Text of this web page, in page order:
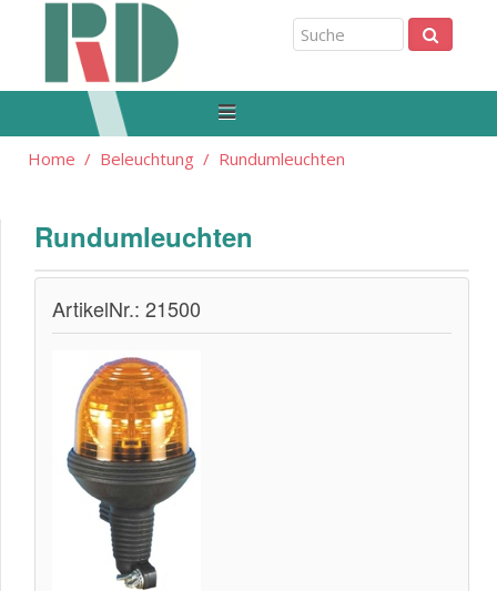
Home Beleuchtung Rundumleuchten
Rundumleuchten
ArtikelNr.: 21500